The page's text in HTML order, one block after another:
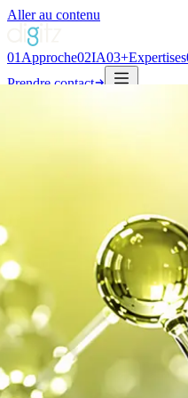
Aller au contenu
01 Approche02IA03+Expertises
Prendre contact